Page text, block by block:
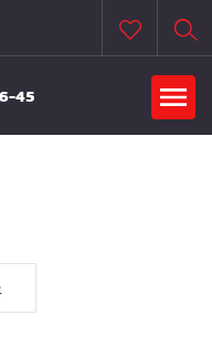
45